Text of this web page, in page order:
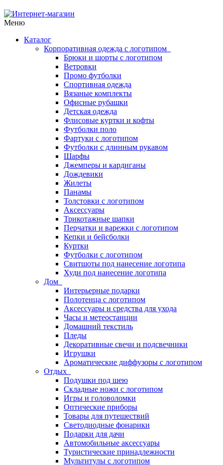
Меню
Каталог
Корпоративная одежда с логотипом
Брюки и шорты с логотипом
Ветровки
Промо футболки
Спортивная одежда
Вязаные комплекты
Офисные рубашки
Детская одежда
Флисовые куртки и кофты
Футболки поло
Фартуки с логотипом
Футболки с длинным рукавом
Шарфы
Джемперы и кардиганы
Дождевики
Жилеты
Панамы
Толстовки с логотипом
Аксессуары
Трикотажные шапки
Перчатки и варежки с логотипом
Кепки и бейсболки
Куртки
Футболки с логотипом
Свитшоты под нанесение логотипа
Худи под нанесение логотипа
Дом
Интерьерные подарки
Полотенца с логотипом
Аксессуары и средства для ухода
Часы и метеостанции
Домашний текстиль
Пледы
Декоративные свечи и подсвечники
Игрушки
Ароматические диффузоры с логотипом
Отдых
Подушки под шею
Складные ножи с логотипом
Игры и головоломки
Оптические приборы
Товары для путешествий
Светодиодные фонарики
Подарки для дачи
Автомобильные аксессуары
Туристические принадлежности
Мультитулы с логотипом